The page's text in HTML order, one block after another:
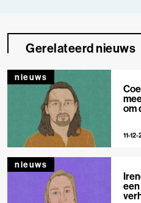
Gerelateerd nieuws
nieuws
om
11-
nieuws